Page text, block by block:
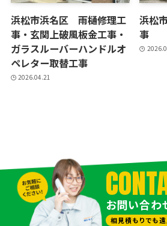
浜松市浜名区 雨樋修理工
事・玄関上破風板金工事・
ガラスルーバーハンドルオ
ペレター取替工事
2026.04.21
浜松
事
お問い合わ
相見積もりでも遠